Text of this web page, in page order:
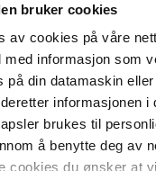
bruker cookies
av cookies på våre
med informasjon som
på din datamaskin
informasjonen i
brukes til
å benytte deg av
cookies du ønsker at
kunst
person